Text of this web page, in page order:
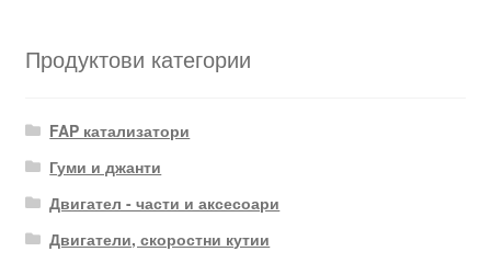
Продуктови категории
FAP катализатори
Гуми и джанти
Двигател - части и аксесоари
Двигатели, скоростни кутии